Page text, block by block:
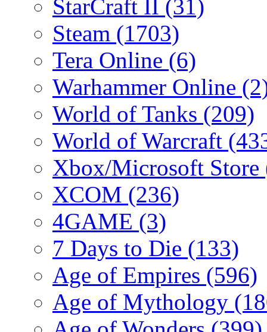
StarCraft II (31)
Steam (1703)
Tera Online (6)
Warhammer Online
World of Tanks (209)
World of Warcraft
Xbox/Microsoft Store
XCOM (236)
4GAME (3)
7 Days to Die (133)
Age of Empires (596)
Age of Mythology